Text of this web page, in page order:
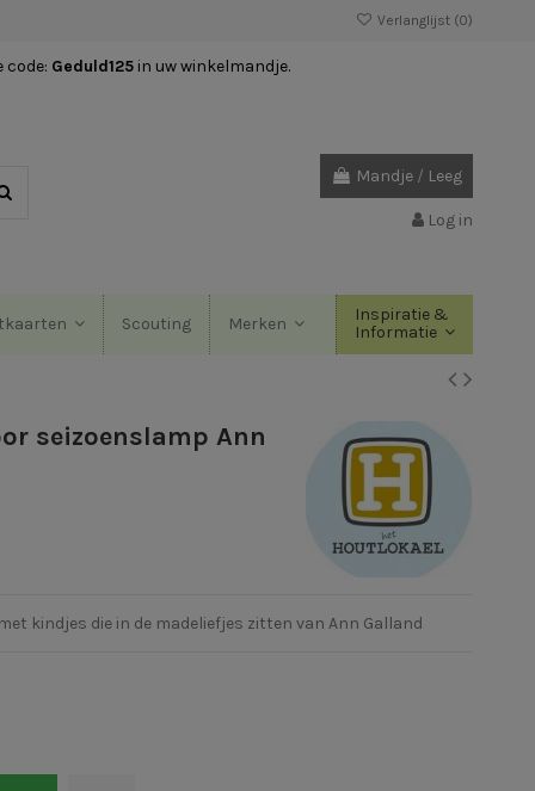
Verlanglijst (0)
code: Geduld125 in uw winkelmandje.
Mandje / Leeg
Log in
Scouting Merken
Inspiratie &
Informatie
seizoenslamp Ann
kindjes die in de madeliefjes zitten van Ann Galland